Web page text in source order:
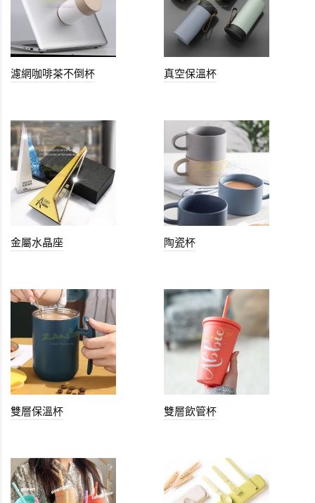
濾網咖啡茶不倒杯 真空保溫杯
金屬水晶座 陶瓷杯
雙層保溫杯 雙層飲管杯